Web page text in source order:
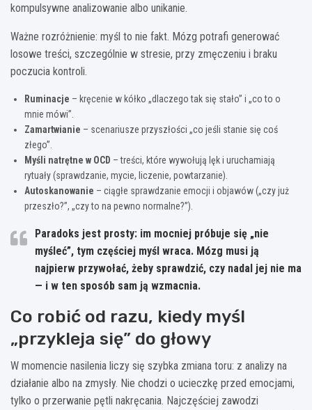
kompulsywne analizowanie albo unikanie.
Ważne rozróżnienie: myśl to nie fakt. Mózg potrafi generować
losowe treści, szczególnie w stresie, przy zmęczeniu i braku
poczucia kontroli.
Ruminacje – kręcenie w kółko „dlaczego tak się stało” i „co to o
mnie mówi”.
Zamartwianie – scenariusze przyszłości „co jeśli stanie się coś
złego”.
Myśli natrętne w OCD – treści, które wywołują lęk i uruchamiają
rytuały (sprawdzanie, mycie, liczenie, powtarzanie).
Autoskanowanie – ciągłe sprawdzanie emocji i objawów („czy już
przeszło?”, „czy to na pewno normalne?”).
Paradoks jest prosty: im mocniej próbuje się „nie
myśleć”, tym częściej myśl wraca. Mózg musi ją
najpierw przywołać, żeby sprawdzić, czy nadal jej nie ma
— i w ten sposób sam ją wzmacnia.
Co robić od razu, kiedy myśl
„przykleja się” do głowy
W momencie nasilenia liczy się szybka zmiana toru: z analizy na
działanie albo na zmysły. Nie chodzi o ucieczkę przed emocjami,
tylko o przerwanie pętli nakręcania. Najczęściej zawodzi